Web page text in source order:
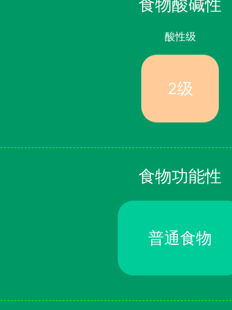
食物酸碱性
酸性级
2级
食物功能性
普通食物